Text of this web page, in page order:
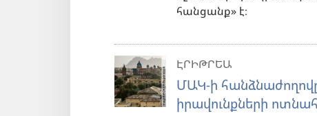
հանցանք» է։
ԷՐԻԹՐԵԱ
ՄԱԿ-ի հանձնաժողովը
իրավունքների